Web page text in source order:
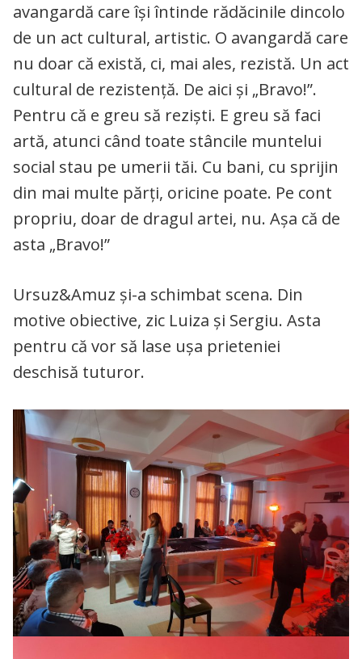
avangardă care își întinde rădăcinile dincolo
de un act cultural, artistic. O avangardă care
nu doar că există, ci, mai ales, rezistă. Un act
cultural de rezistență. De aici și „Bravo!”.
Pentru că e greu să reziști. E greu să faci
artă, atunci când toate stâncile muntelui
social stau pe umerii tăi. Cu bani, cu sprijin
din mai multe părți, oricine poate. Pe cont
propriu, doar de dragul artei, nu. Așa că de
asta „Bravo!”
Ursuz&Amuz și-a schimbat scena. Din
motive obiective, zic Luiza și Sergiu. Asta
pentru că vor să lase ușa prieteniei
deschisă tuturor.